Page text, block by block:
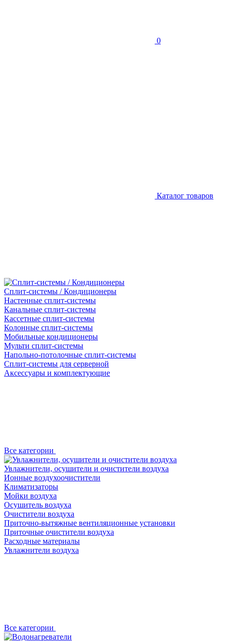
0
Каталог товаров
Сплит-системы / Кондиционеры
Настенные сплит-системы
Канальные сплит-системы
Кассетные сплит-системы
Колонные сплит-системы
Мобильные кондиционеры
Мульти сплит-системы
Напольно-потолочные сплит-системы
Сплит-системы для серверной
Аксессуары и комплектующие
Все категории
Увлажнители, осушители и очистители воздуха
Ионные воздухоочистители
Климатизаторы
Мойки воздуха
Осушитель воздуха
Очистители воздуха
Приточно-вытяжные вентиляционные установки
Приточные очистители воздуха
Расходные материалы
Увлажнители воздуха
Все категории